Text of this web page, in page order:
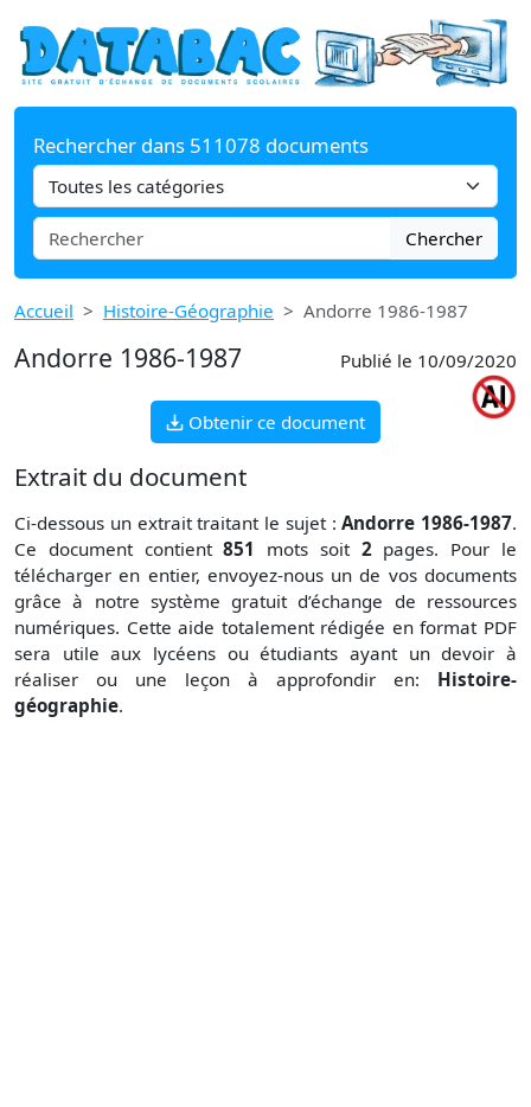
Rechercher dans 511078 documents
Chercher
Accueil Histoire-Géographie Andorre 1986-1987
Andorre 1986-1987 Publié le 10/09/2020
Obtenir ce document
Extrait du document
Ci-dessous un extrait traitant le sujet :Andorre 1986-1987.
Ce document contient851 mots soit 2pages. Pour le
télécharger en entier, envoyez-nous un de vos documents
grâce à notre système gratuitd’échange de ressources
numériques. Cette aide totalement rédigée en format PDF
sera utile aux lycéens ou étudiants ayant un devoir à
réaliser ou une leçon à approfondir en: Histoire-
géographie.